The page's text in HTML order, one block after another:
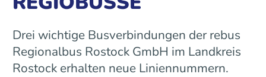
Drei wichtige Busverbindungen der rebus
Regionalbus Rostock GmbH im Landkreis
Rostock erhalten neue Liniennummern.